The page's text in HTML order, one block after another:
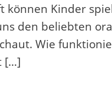
können Kinder
den beliebten
Wie
[…]